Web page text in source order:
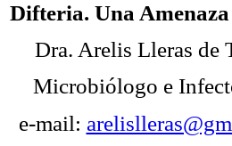
Difteria. Una
Dra. Arelis Lleras de
Microbiólogo e
e-mail: